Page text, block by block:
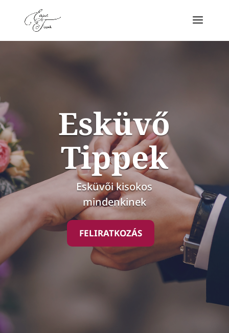
Esküvő
Tippek
Esküvői kisokos
mindenkinek
FELIRATKOZÁS